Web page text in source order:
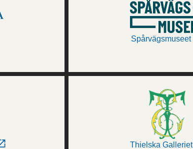
Spårvägsmuseet
Thielska Galleriet